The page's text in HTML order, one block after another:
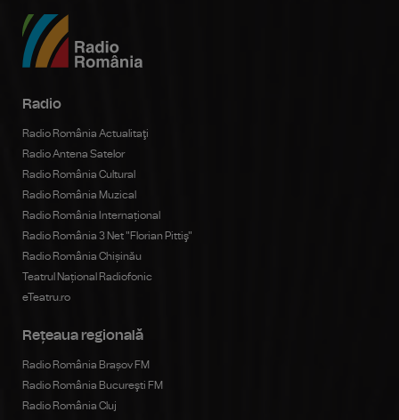
Radio
Radio România Actualitaţi
Radio Antena Satelor
Radio România Cultural
Radio România Muzical
Radio România Internațional
Radio România 3 Net "Florian Pittiş"
Radio România Chișinău
Teatrul Național Radiofonic
eTeatru.ro
Rețeaua regională
Radio România Brașov FM
Radio România Bucureşti FM
Radio România Cluj